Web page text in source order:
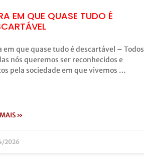
EM QUE QUASE TUDO É
em que quase tudo é descartável – Todos
nós queremos ser reconhecidos e
pela sociedade em que vivemos …
»
2026